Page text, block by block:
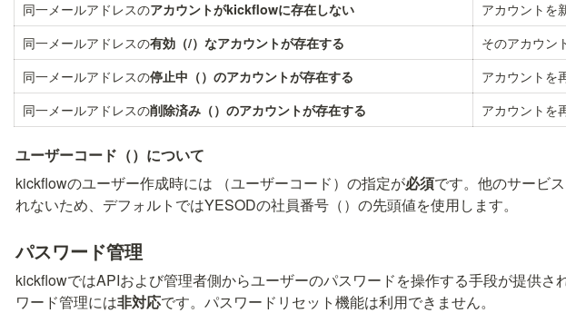
同一メールアドレスのアカウントがkickflowに存在しない
アカウントを
同一メールアドレスの有効（/）なアカウントが存在する
そのアカウン
同一メールアドレスの停止中（）のアカウントが存在する アカウントを
同一メールアドレスの削除済み（）のアカウントが存在する アカウントを
ユーザーコード（）について
kickflowのユーザー作成時には
（ユーザーコード）の指定が必須です。他のサービ
れないため、デフォルトではYESODの社員番号（）の先頭値を使用します。
パスワード管理
kickflowではAPIおよび管理者側からユーザーのパスワードを操作する手段が提供さ
ワード管理には非対応です。パスワードリセット機能は利用できません。